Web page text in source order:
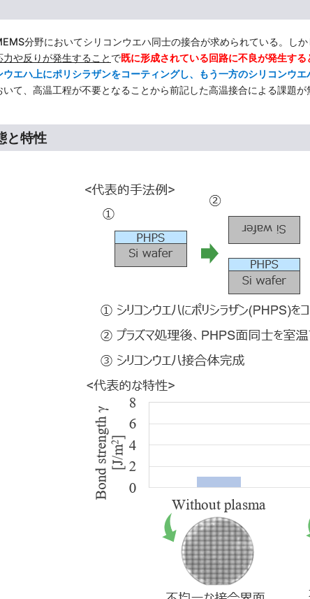
分野においてシリコンウエハ同士の接合が求められている。し
力や反りが発生すること で既に形成されている回路に不良が発生する
ウエハ上にポリシラザンをコーティングし、もう一方のシリコンウ
いて、高温工程が不要となることから前記した高温接合による課題
と特性